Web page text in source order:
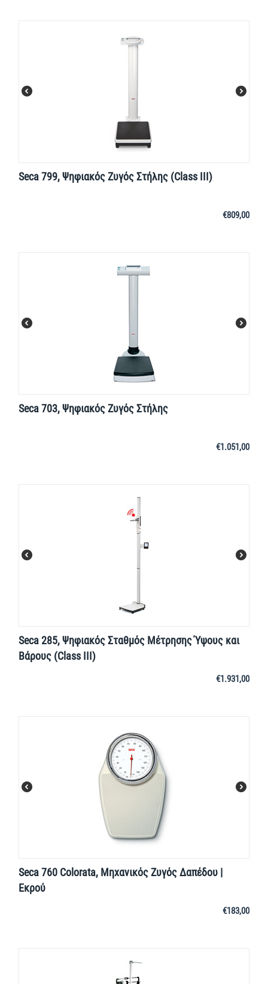
Seca 799, Ψηφιακός Ζυγός Στήλης (Class III)
€809,00
Seca 703, Ψηφιακός Ζυγός Στήλης
€1.051,00
Seca 285, Ψηφιακός Σταθμός Μέτρησης Ύψους και
Βάρους (Class III)
€1.931,00
Seca 760 Colorata, Μηχανικός Ζυγός Δαπέδου |
Εκρού
€183,00